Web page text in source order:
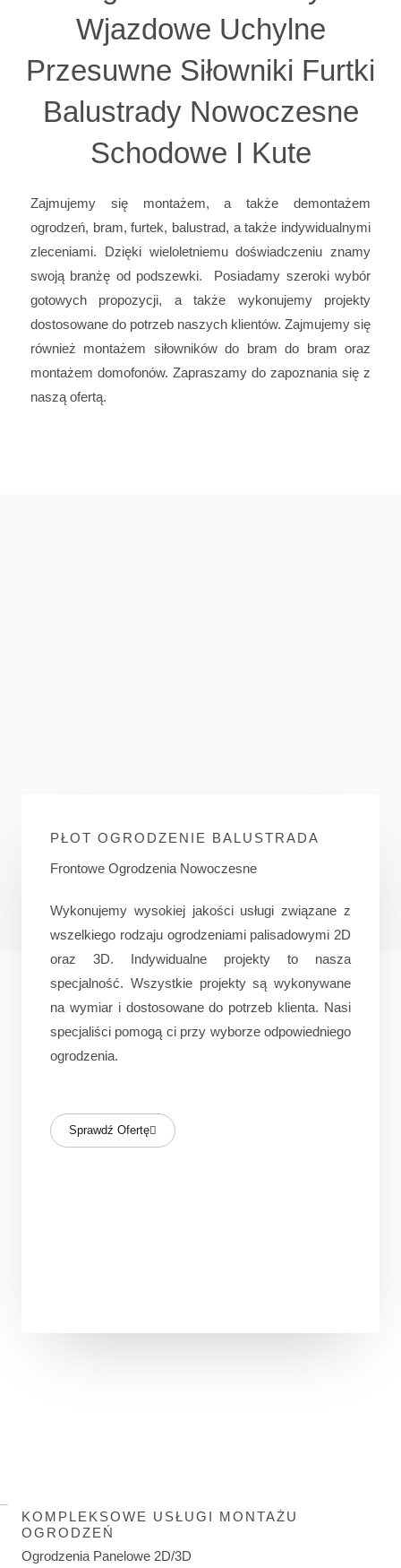
Wjazdowe Uchylne
Przesuwne Siłowniki Furtki
Balustrady Nowoczesne
Schodowe I Kute
Zajmujemy się montażem, a także demontażem
ogrodzeń, bram, furtek, balustrad, a także indywidualnymi
zleceniami. Dzięki wieloletniemu doświadczeniu znamy
swoją branżę od podszewki. Posiadamy szeroki wybór
gotowych propozycji, a także wykonujemy projekty
dostosowane do potrzeb naszych klientów. Zajmujemy się
również montażem siłowników do bram do bram oraz
montażem domofonów. Zapraszamy do zapoznania się z
naszą ofertą.
PŁOT OGRODZENIE BALUSTRADA
Frontowe Ogrodzenia Nowoczesne
Wykonujemy wysokiej jakości usługi związane z
wszelkiego rodzaju ogrodzeniami palisadowymi 2D
oraz 3D. Indywidualne projekty to nasza
specjalność. Wszystkie projekty są wykonywane
na wymiar i dostosowane do potrzeb klienta. Nasi
specjaliści pomogą ci przy wyborze odpowiedniego
ogrodzenia.
Sprawdź Ofertę
KOMPLEKSOWE USŁUGI MONTAŻU
OGRODZEŃ
Ogrodzenia Panelowe 2D/3D